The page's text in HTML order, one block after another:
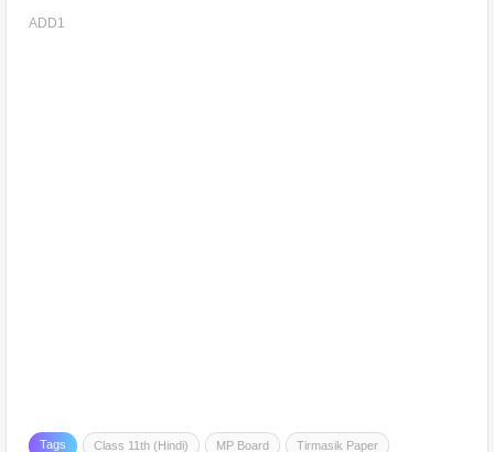
ADD1
Tags Class 11th (Hindi) MP Board Tirmasik Paper